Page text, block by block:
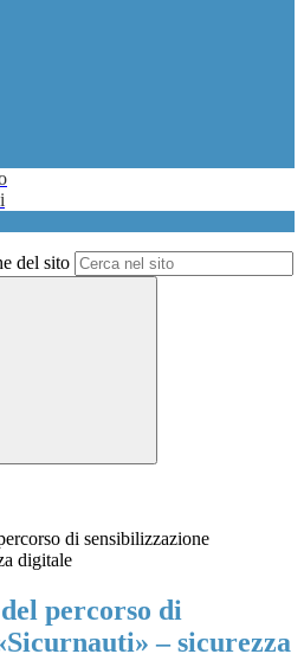
del sito
di sensibilizzazione
digitale
percorso di
– sicurezza